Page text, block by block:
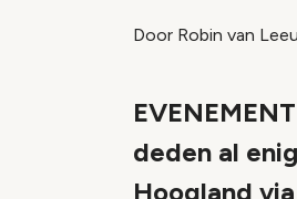
Door Robin van
deden al
Hoogland